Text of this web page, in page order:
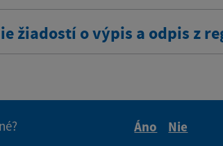
žiadostí o výpis a odpis z
Áno
Nie